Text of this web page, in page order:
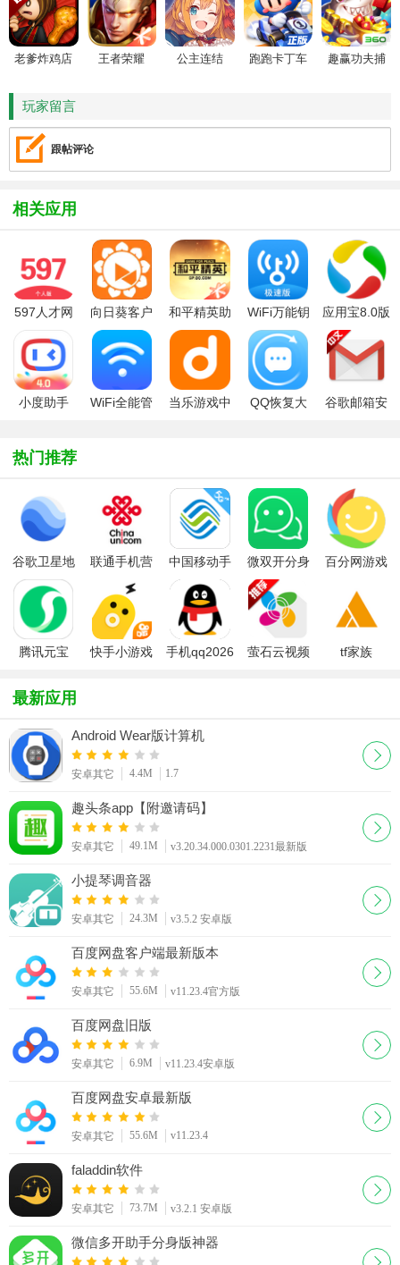
老爹炸鸡店
王者荣耀 公主连结 跑跑卡丁车
趣赢功夫捕
玩家留言
跟帖评论
相关应用
597人才网
聘）app个
人版
向日葵客户
端手机版
和平精英助
手(和平营
地)APP官方
版
WiFi万能钥
匙极速版
应用宝8.0版
本2025官方
免费版
小度助手
WiFi全能管
当乐游戏中
QQ恢复大
谷歌邮箱安
热门推荐
谷歌卫星地
图google
earth下载
2026最新版
联通手机营
通)
中国移动手
机营业厅
微双开分身
多开宝app
百分网游戏
版本
腾讯元宝
快手小游戏
手机qq2026
萤石云视频
tf家族
最新应用
Android Wear版计算机
安卓其它 4.4M 1.7
趣头条app【附邀请码】
安卓其它 49.1M v3.20.34.000.0301.2231最新版
小提琴调音器
安卓其它 24.3M v3.5.2 安卓版
百度网盘客户端最新版本
安卓其它 55.6M v11.23.4官方版
百度网盘旧版
安卓其它 6.9M v11.23.4安卓版
百度网盘安卓最新版
安卓其它 55.6M v11.23.4
faladdin软件
安卓其它 73.7M v3.2.1 安卓版
微信多开助手分身版神器